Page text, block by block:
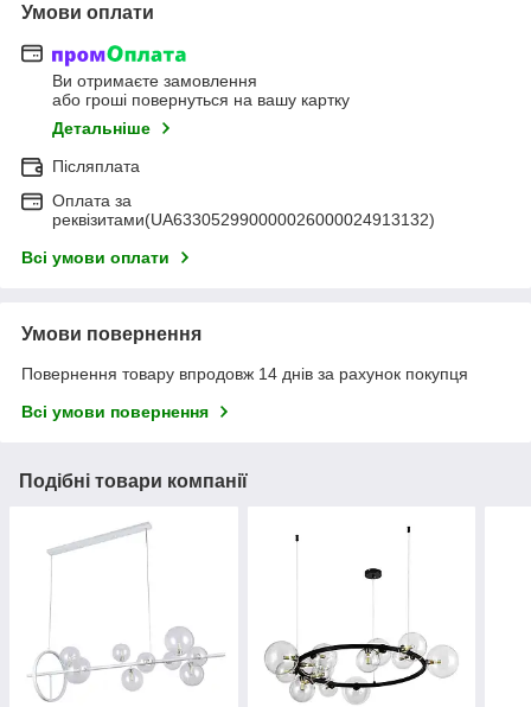
Умови оплати
Ви отримаєте замовлення
або гроші повернуться на вашу картку
Детальніше
Післяплата
Оплата за
реквізитами(UA633052990000026000024913132)
Всі умови оплати
Умови повернення
Повернення товару впродовж 14 днів за рахунок покупця
Всі умови повернення
Подібні товари компанії